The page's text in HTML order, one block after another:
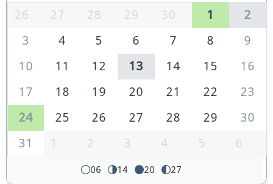
26 27 28 29 30 1
2
3
4 5 6 7 8
9
10
11 12 13 14 15
16
17
18 19 20 21 22
23
24
25 26 27 28 29
30
31
1 2 3 4 5 6
06 14 20 27